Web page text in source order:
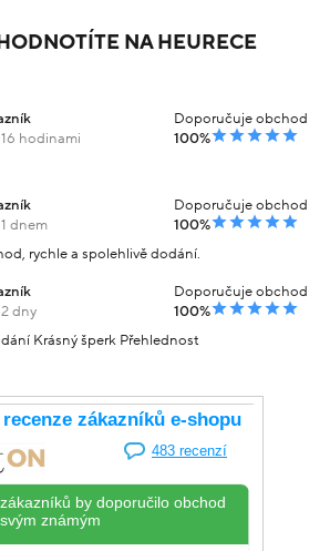
NA HEURECE
hodinami
Doporučuje obchod
100%
dnem
Doporučuje obchod
100%
rychle a spolehlivě dodání.
dny
Doporučuje obchod
100%
Krásný šperk Přehlednost